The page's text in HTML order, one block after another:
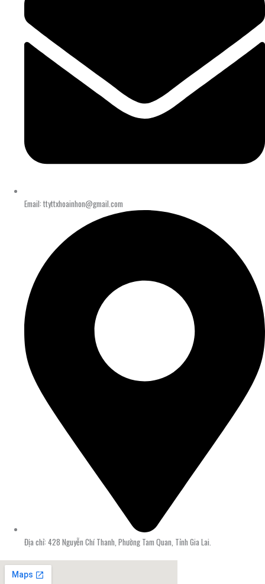
Email: ttyttxhoainhon@gmail.com
Địa chỉ: 428 Nguyễn Chí Thanh, Phường Tam Quan, Tỉnh Gia Lai.